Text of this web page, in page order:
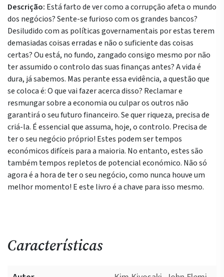
Descrição: Está farto de ver como a corrupção afeta o mundo
dos negócios? Sente-se furioso com os grandes bancos?
Desiludido com as políticas governamentais por estas terem
demasiadas coisas erradas e não o suficiente das coisas
certas? Ou está, no fundo, zangado consigo mesmo por não
ter assumido o controlo das suas finanças antes? A vida é
dura, já sabemos. Mas perante essa evidência, a questão que
se coloca é: O que vai fazer acerca disso? Reclamar e
resmungar sobre a economia ou culpar os outros não
garantirá o seu futuro financeiro. Se quer riqueza, precisa de
criá-la. É essencial que assuma, hoje, o controlo. Precisa de
ter o seu negócio próprio! Estes podem ser tempos
económicos difíceis para a maioria. No entanto, estes são
também tempos repletos de potencial económico. Não só
agora é a hora de ter o seu negócio, como nunca houve um
melhor momento! E este livro é a chave para isso mesmo.
Características